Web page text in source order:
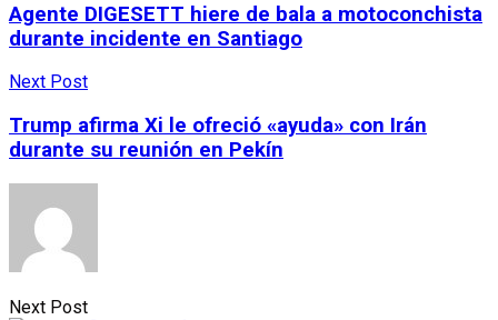
Agente DIGESETT hiere de bala a motoconchista
durante incidente en Santiago
Next Post
Trump afirma Xi le ofreció «ayuda» con Irán
durante su reunión en Pekín
Next Post